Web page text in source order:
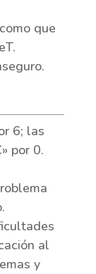
que
6; las
por 0.
al
y